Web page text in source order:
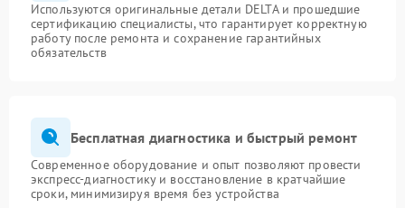
Используются оригинальные детали DELTA и прошедшие
сертификацию специалисты, что гарантирует корректную
работу после ремонта и сохранение гарантийных
обязательств
Бесплатная диагностика и быстрый ремонт
Современное оборудование и опыт позволяют провести
экспресс-диагностику и восстановление в кратчайшие
сроки, минимизируя время без устройства